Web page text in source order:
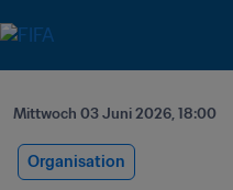
Mittwoch 03 Juni 2026, 18:00
Organisation